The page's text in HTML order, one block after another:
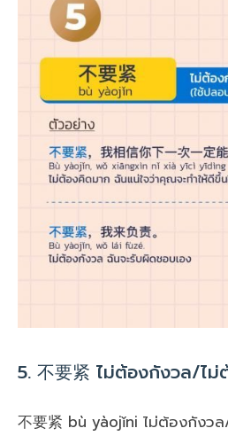
5. 不要紧 ไม่ต้องกังวล/ไ
不要紧 bù yàojǐni ไม่ต้องกังว